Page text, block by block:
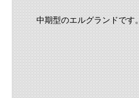
中期型のエルグランドです。